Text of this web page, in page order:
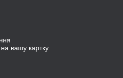
вашу картку